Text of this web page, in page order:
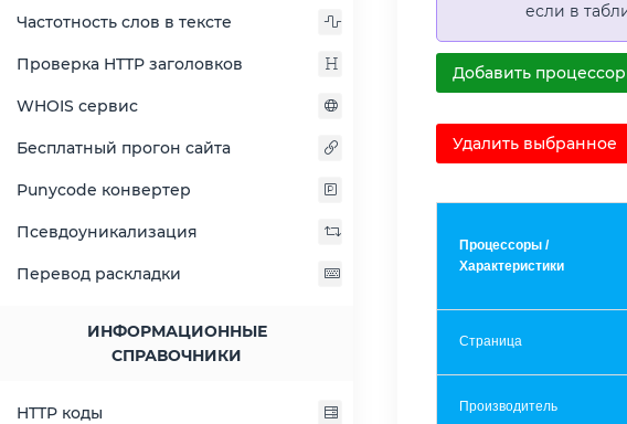
Частотность слов в тексте
Проверка HTTP заголовков
WHOIS сервис
Бесплатный прогон сайта
Punycode конвертер
Псевдоуникализация
Перевод раскладки
ИНФОРМАЦИОННЫЕ
СПРАВОЧНИКИ
HTTP коды
если в
Добавить
Удалить выбранное
Процессоры /
Характеристики
Страница
Производитель